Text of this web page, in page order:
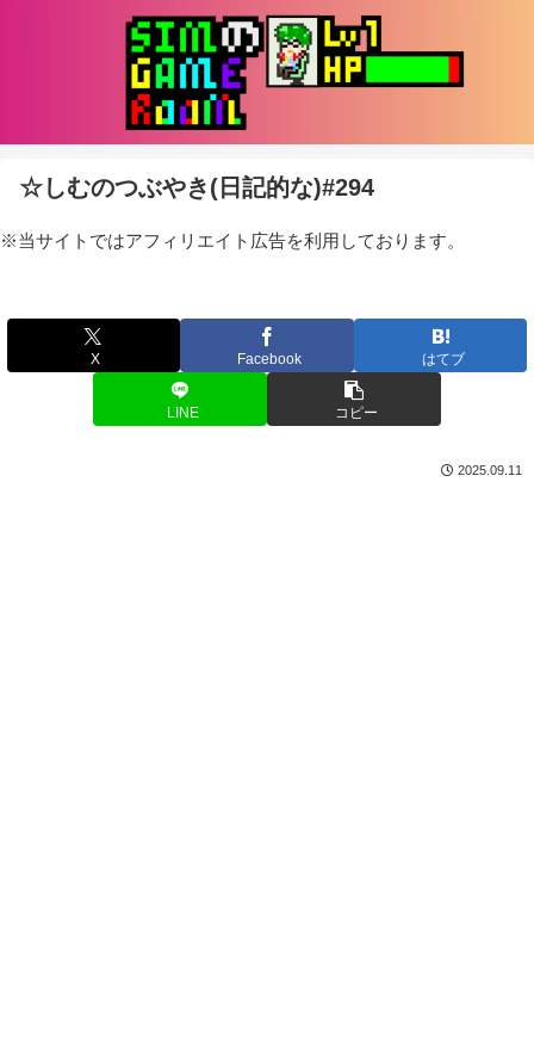
☆しむのつぶやき(日記的な)#294
※当サイトではアフィリエイト広告を利用しております。
X Facebook はてブ
LINE コピー
2025.09.11